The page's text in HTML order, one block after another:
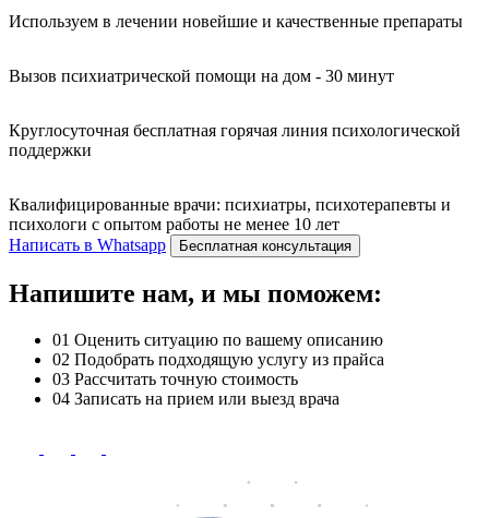
Используем в лечении новейшие и качественные препараты
Вызов психиатрической помощи на дом - 30 минут
Круглосуточная бесплатная горячая линия психологической
поддержки
Квалифицированные врачи: психиатры, психотерапевты и
психологи с опытом работы не менее 10 лет
Написать в Whatsapp
Бесплатная консультация
Напишите нам, и мы поможем:
01 Оценить ситуацию по вашему описанию
02 Подобрать подходящую услугу из прайса
03 Рассчитать точную стоимость
04 Записать на прием или выезд врача